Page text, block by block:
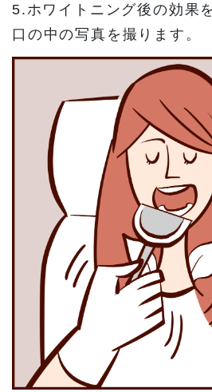
5.ホワイトニング後の効果
口の中の写真を撮ります。